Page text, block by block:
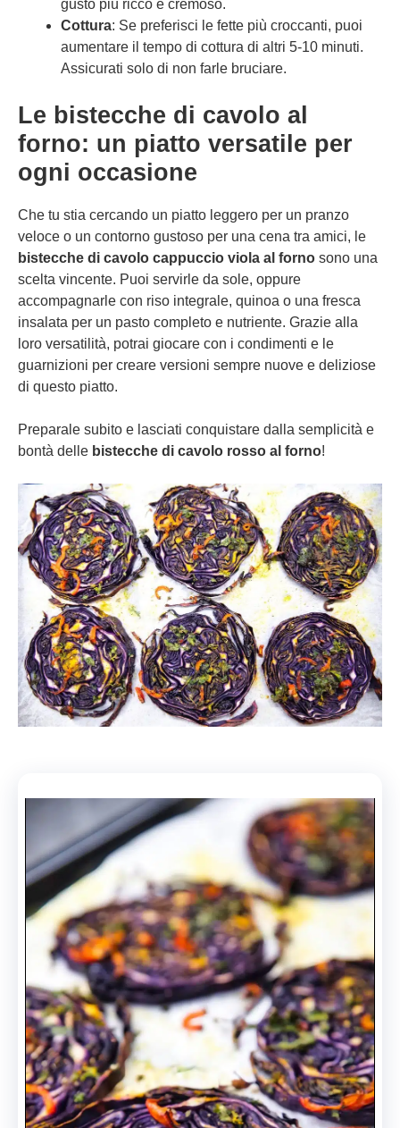
gusto più ricco e cremoso.
Cottura: Se preferisci le fette più croccanti, puoi
aumentare il tempo di cottura di altri 5-10 minuti.
Assicurati solo di non farle bruciare.
Le bistecche di cavolo al
forno: un piatto versatile per
ogni occasione
Che tu stia cercando un piatto leggero per un pranzo
veloce o un contorno gustoso per una cena tra amici, le
bistecche di cavolo cappuccio viola al forno sono una
scelta vincente. Puoi servirle da sole, oppure
accompagnarle con riso integrale, quinoa o una fresca
insalata per un pasto completo e nutriente. Grazie alla
loro versatilità, potrai giocare con i condimenti e le
guarnizioni per creare versioni sempre nuove e deliziose
di questo piatto.
Preparale subito e lasciati conquistare dalla semplicità e
bontà delle bistecche di cavolo rosso al forno!